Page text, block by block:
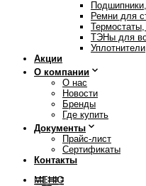
Ремни для
ТЭНы для
Акции
О компании
О нас
Новости
Бренды
Где купить
Документы
Прайс-лист
Сертификаты
Контакты
МЕНЮ